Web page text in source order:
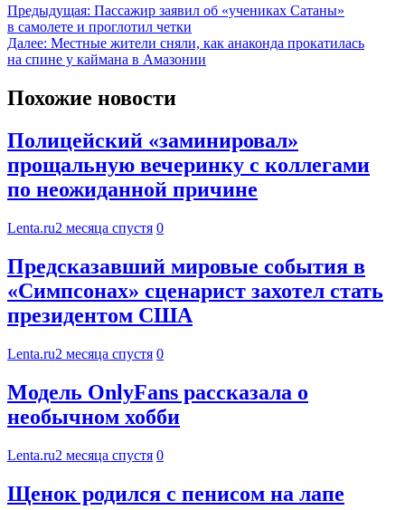
Предыдущая: Пассажир заявил об «учениках Сатаны»
в самолете и проглотил четки
Далее: Местные жители сняли, как анаконда прокатилась
на спине у каймана в Амазонии
Похожие новости
Полицейский «заминировал»
прощальную вечеринку с коллегами
по неожиданной причине
Lenta.ru2 месяца спустя 0
Предсказавший мировые события в
«Симпсонах» сценарист захотел стать
президентом США
Lenta.ru2 месяца спустя 0
Модель OnlyFans рассказала о
необычном хобби
Lenta.ru2 месяца спустя 0
Щенок родился с пенисом на лапе